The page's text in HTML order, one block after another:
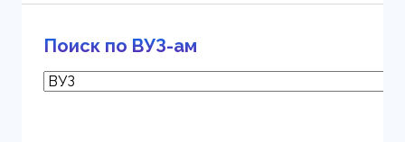
Поиск по ВУЗ-ам